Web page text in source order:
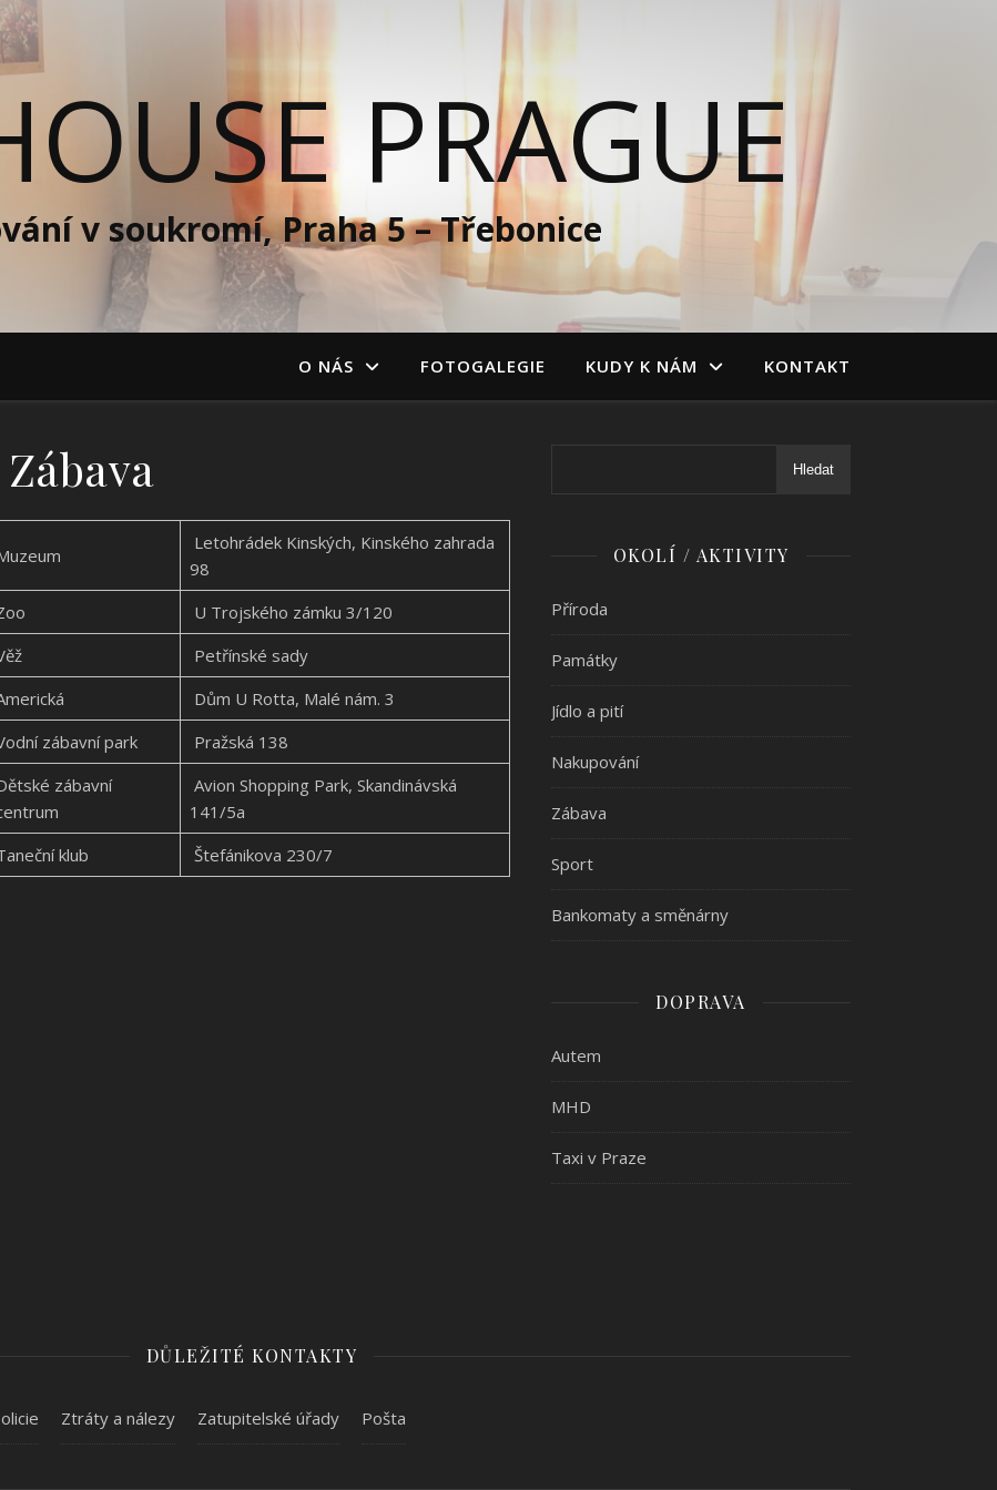
PRAGUE
v soukromí, Praha 5 – Třebonice
O NÁS FOTOGALEGIE KUDY K NÁM KONTAKT
Zábava
Letohrádek Kinských, Kinského zahrada
98
U Trojského zámku 3/120
Petřínské sady
Dům U Rotta, Malé nám. 3
zábavní park Pražská 138
zábavní
Avion Shopping Park, Skandinávská
141/5a
klub Štefánikova 230/7
Hledat
OKOLÍ / AKTIVITY
Příroda
Památky
Jídlo a pití
Nakupování
Zábava
Sport
Bankomaty a směnárny
DOPRAVA
Autem
MHD
Taxi v Praze
DŮLEŽITÉ KONTAKTY
Ztráty a nálezy Zatupitelské úřady Pošta